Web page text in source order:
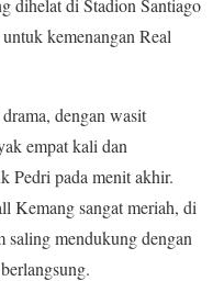
dihelat di Stadion Santiago
kemenangan Real
dengan wasit
empat kali dan
Pedri pada menit akhir.
Kemang sangat meriah, di
saling mendukung dengan